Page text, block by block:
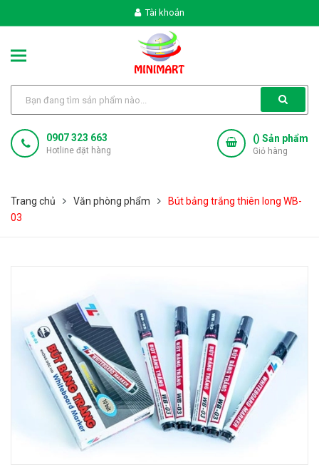
Tài khoản
0907 323 663
Hotline đặt hàng
() Sản phẩm
Giỏ hàng
Trang chủ Văn phòng phẩm
Bút bảng trắng thiên long WB-
03